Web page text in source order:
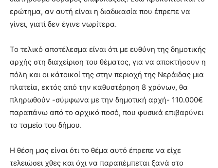
ερώτημα, αν αυτή είναι η διαδικασία που έπρεπε να
γίνει, γιατί δεν έγινε νωρίτερα.
Το τελικό αποτέλεσμα είναι ότι με ευθύνη της δημοτικής
αρχής στη διαχείριση του θέματος, για να αποκτήσουν η
πόλη και οι κάτοικοί της στην περιοχή της Νεράιδας μια
πλατεία, εκτός από την καθυστέρηση 8 χρόνων, θα
πληρωθούν -σύμφωνα με την δημοτική αρχή- 110.000€
παραπάνω από το αρχικό ποσό, που φυσικά επιβαρύνει
το ταμείο του δήμου.
Η θέση μας είναι ότι το θέμα αυτό έπρεπε να είχε
τελειώσει χθες και όχι να παραπέμπεται ξανά στο